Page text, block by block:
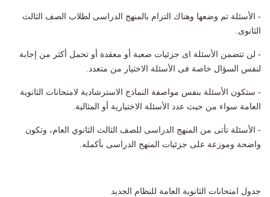
- الأسئلة تم وضعها وهناك التزام بالمنهج الدراسى لطلاب الصف الثالث
الثانوى.
- لن تتضمن الأسئلة اى جزئيات صعبة أو معقدة أو تحمل أكثر من إجابة
لنفس السؤال خاصة فى الأسئلة الاختيار من متعدد.
- ستكون الأسئلة بنفس مواصفة النماذج الاسترشادية لامتحانات الثانوية
العامة سواء من حيث عدد الأسئلة الاختيارية أو المثالية.
- الأسئلة تأتى من المنهج الدراسى للصف الثالث الثانوي العام، وتكون
واضحة وموزعة على جزئيات المنهج الدراسى بأكمله.
جدول امتحانات الثانوية العامة للنظام الجديد